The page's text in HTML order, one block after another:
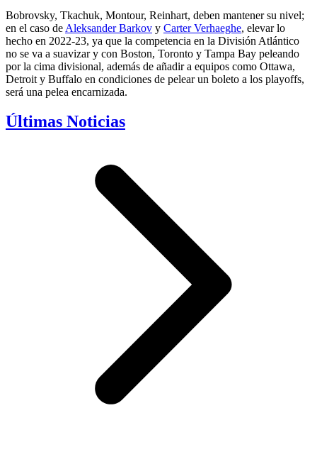
Bobrovsky, Tkachuk, Montour, Reinhart, deben mantener su nivel;
en el caso de Aleksander Barkov y Carter Verhaeghe, elevar lo
hecho en 2022-23, ya que la competencia en la División Atlántico
no se va a suavizar y con Boston, Toronto y Tampa Bay peleando
por la cima divisional, además de añadir a equipos como Ottawa,
Detroit y Buffalo en condiciones de pelear un boleto a los playoffs,
será una pelea encarnizada.
Últimas Noticias